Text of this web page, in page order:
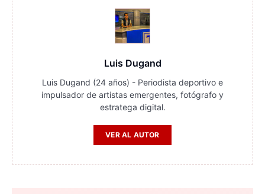
Luis Dugand
Luis Dugand (24 años) - Periodista deportivo e
impulsador de artistas emergentes, fotógrafo y
estratega digital.
VER AL AUTOR